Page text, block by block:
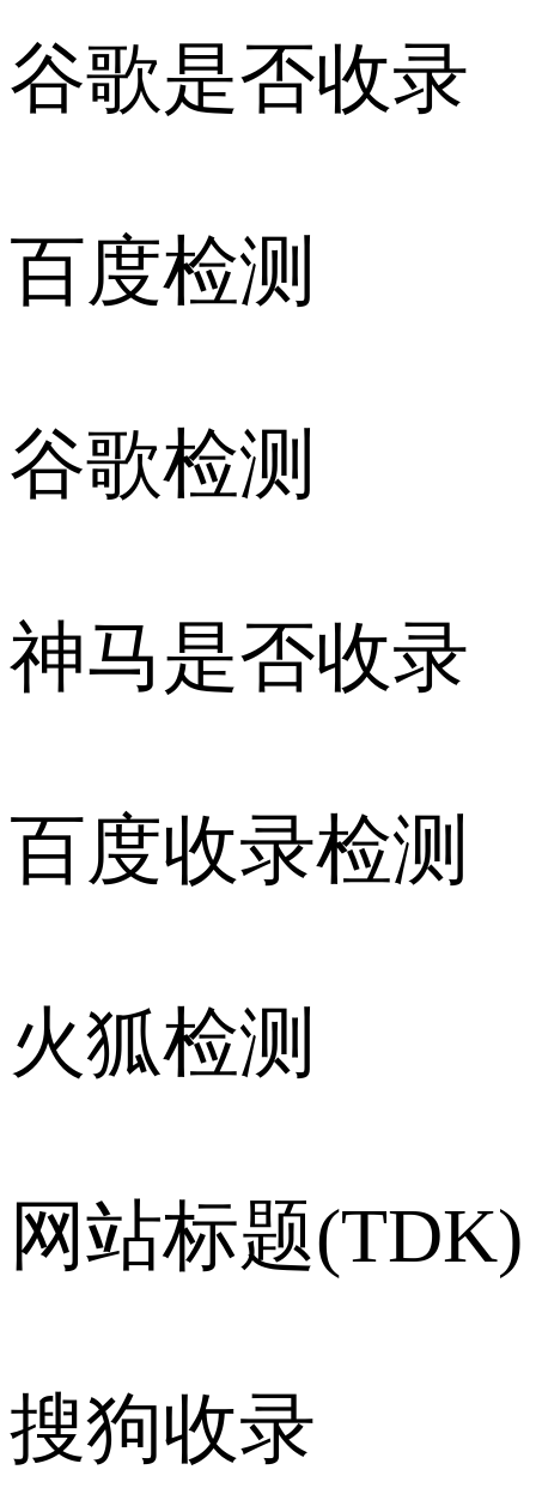
谷歌是否收录
百度检测
谷歌检测
神马是否收录
百度收录检测
火狐检测
网站标题(TDK)
搜狗收录